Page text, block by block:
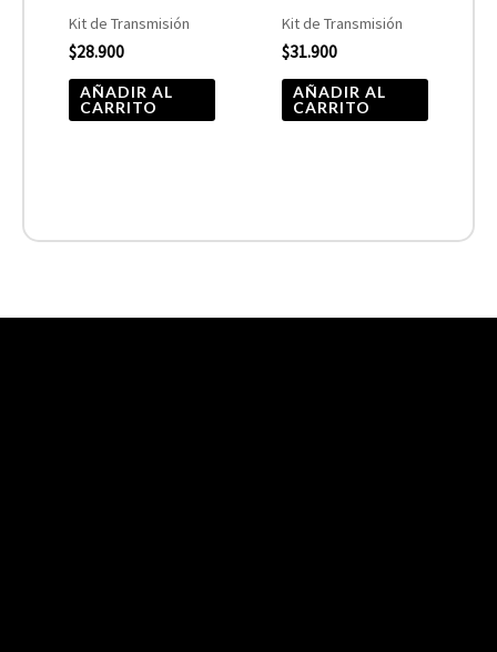
Kit de Transmisión
$28.900
AÑADIR AL
CARRITO
Kit de Transmisión
$31.900
AÑADIR AL
CARRITO